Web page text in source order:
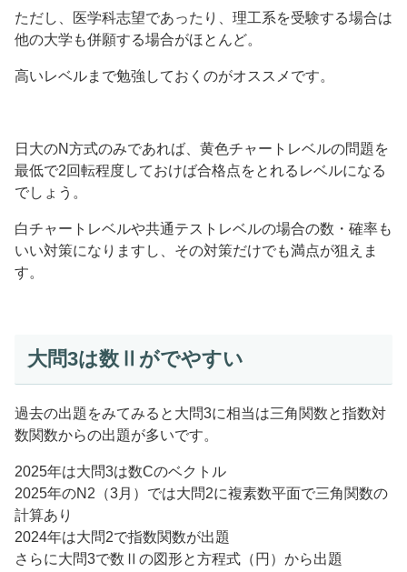
ただし、医学科志望であったり、理工系を受験する場合は
他の大学も併願する場合がほとんど。
高いレベルまで勉強しておくのがオススメです。
日大のN方式のみであれば、黄色チャートレベルの問題を
最低で2回転程度しておけば合格点をとれるレベルになる
でしょう。
白チャートレベルや共通テストレベルの場合の数・確率も
いい対策になりますし、その対策だけでも満点が狙えま
す。
大問3は数Ⅱがでやすい
過去の出題をみてみると大問3に相当は三角関数と指数対
数関数からの出題が多いです。
2025年は大問3は数Cのベクトル
2025年のN2（3月）では大問2に複素数平面で三角関数の
計算あり
2024年は大問2で指数関数が出題
さらに大問3で数Ⅱの図形と方程式（円）から出題